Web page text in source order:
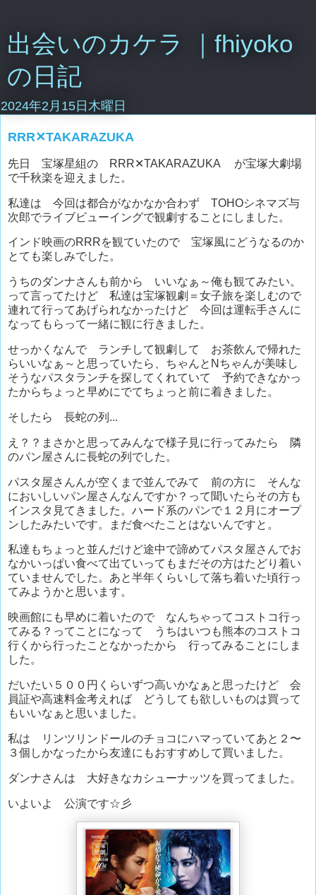
出会いのカケラ ｜fhiyoko
の日記
2024年2月15日木曜日
RRR✕TAKARAZUKA
先日 宝塚星組の RRR✕TAKARAZUKA が宝塚大劇場
で千秋楽を迎えました。
私達は 今回は都合がなかなか合わず TOHOシネマズ与
次郎でライブビューイングで観劇することにしました。
インド映画のRRRを観ていたので 宝塚風にどうなるのか
とても楽しみでした。
うちのダンナさんも前から いいなぁ～俺も観てみたい。
って言ってたけど 私達は宝塚観劇＝女子旅を楽しむので
連れて行ってあげられなかったけど 今回は運転手さんに
なってもらって一緒に観に行きました。
せっかくなんで ランチして観劇して お茶飲んで帰れた
らいいなぁ～と思っていたら、ちゃんとNちゃんが美味し
そうなパスタランチを探してくれていて 予約できなかっ
たからちょっと早めにでてちょっと前に着きました。
そしたら 長蛇の列...
え？？まさかと思ってみんなで様子見に行ってみたら 隣
のパン屋さんに長蛇の列でした。
パスタ屋さんんが空くまで並んでみて 前の方に そんな
においしいパン屋さんなんですか？って聞いたらその方も
インスタ見てきました。ハード系のパンで１２月にオープ
ンしたみたいです。まだ食べたことはないんですと。
私達もちょっと並んだけど途中で諦めてパスタ屋さんでお
なかいっぱい食べて出ていってもまだその方はたどり着い
ていませんでした。あと半年くらいして落ち着いた頃行っ
てみようかと思います。
映画館にも早めに着いたので なんちゃってコストコ行っ
てみる？ってことになって うちはいつも熊本のコストコ
行くから行ったことなかったから 行ってみることにしま
した。
だいたい５００円くらいずつ高いかなぁと思ったけど 会
員証や高速料金考えれば どうしても欲しいものは買って
もいいなぁと思いました。
私は リンツリンドールのチョコにハマっていてあと２〜
３個しかなったから友達にもおすすめして買いました。
ダンナさんは 大好きなカシューナッツを買ってました。
いよいよ 公演です☆彡